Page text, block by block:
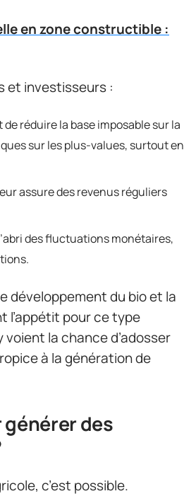
en zone constructible :
et investisseurs :
réduire la base imposable sur la
sur les plus-values, surtout en
assure des revenus réguliers
des fluctuations monétaires,
développement du bio et la
l’appétit pour ce type
la chance d’adosser
à la génération de
des
c’est possible.